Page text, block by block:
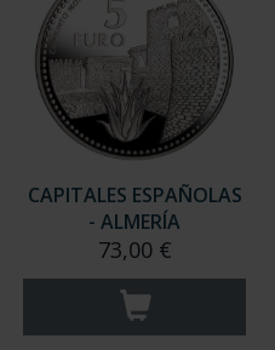
CAPITALES ESPAÑOLAS
- ALMERÍA
73,00 €